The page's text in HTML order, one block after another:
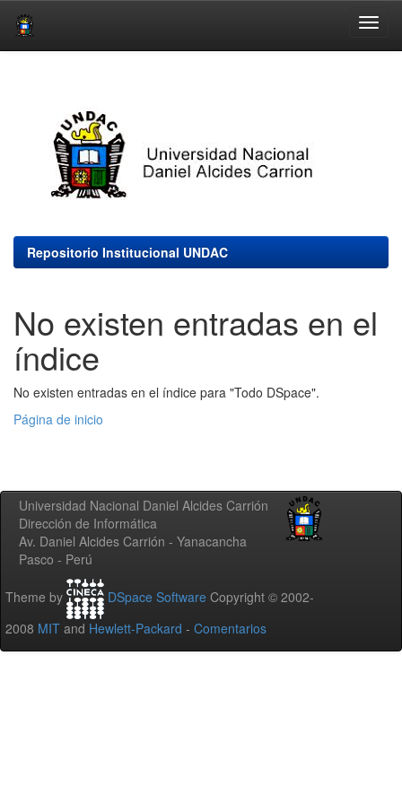
Repositorio Institucional UNDAC
No existen entradas en el
índice
No existen entradas en el índice para "Todo DSpace".
Página de inicio
Universidad Nacional Daniel Alcides Carrión
Dirección de Informática
Av. Daniel Alcides Carrión - Yanacancha
Pasco - Perú
Theme by DSpace Software Copyright © 2002-
2008 MIT and Hewlett-Packard - Comentarios